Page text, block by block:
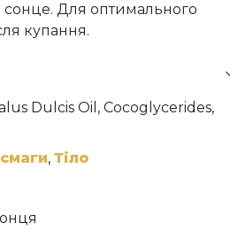
сонце. Для оптимального
купання.
Dulcis Oil, Cocoglycerides,
Sesquioleate, Tocopherol,
, Тіло